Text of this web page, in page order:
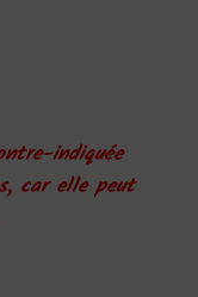
indiquée
car elle peut